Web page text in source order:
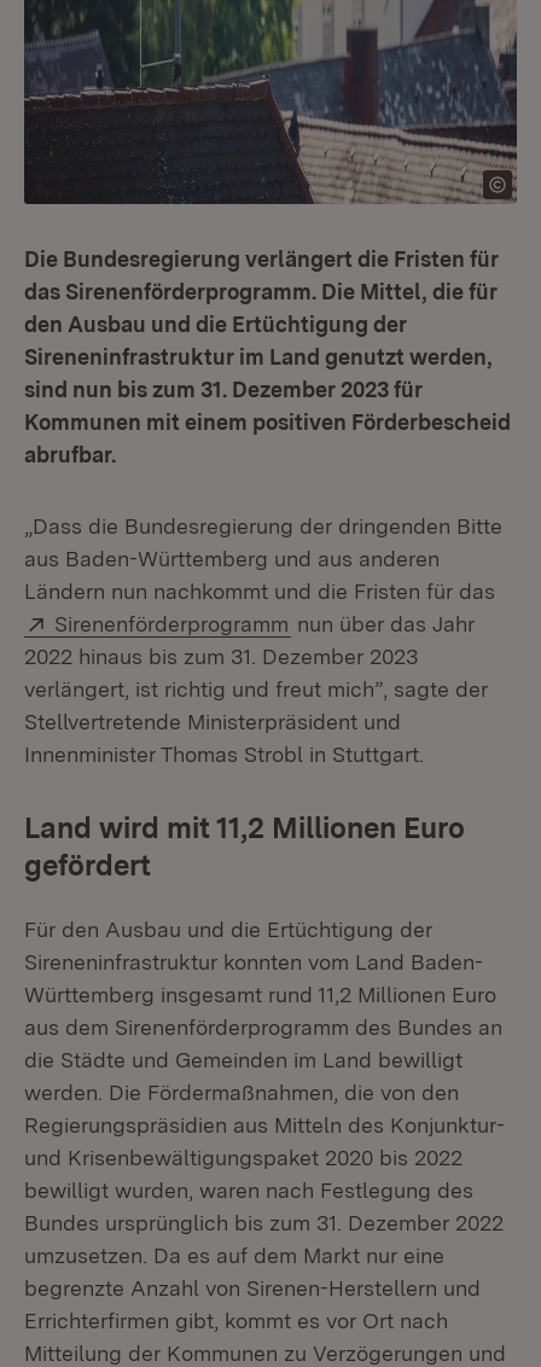
Die Bundesregierung verlängert die Fristen für
das Sirenenförderprogramm. Die Mittel, die für
den Ausbau und die Ertüchtigung der
Sireneninfrastruktur im Land genutzt werden,
sind nun bis zum 31. Dezember 2023 für
Kommunen mit einem positiven Förderbescheid
abrufbar.
„Dass die Bundesregierung der dringenden Bitte
aus Baden-Württemberg und aus anderen
Ländern nun nachkommt und die Fristen für das
Extern:
Sirenenförderprogramm (Öffnet in neuem
nun über das Jahr
2022 hinaus bis zum 31. Dezember 2023
verlängert, ist richtig und freut mich”, sagte der
Stellvertretende Ministerpräsident und
Innenminister Thomas Strobl in Stuttgart.
Land wird mit 11,2 Millionen Euro
gefördert
Für den Ausbau und die Ertüchtigung der
Sireneninfrastruktur konnten vom Land Baden-
Württemberg insgesamt rund 11,2 Millionen Euro
aus dem Sirenenförderprogramm des Bundes an
die Städte und Gemeinden im Land bewilligt
werden. Die Fördermaßnahmen, die von den
Regierungspräsidien aus Mitteln des Konjunktur-
und Krisenbewältigungspaket 2020 bis 2022
bewilligt wurden, waren nach Festlegung des
Bundes ursprünglich bis zum 31. Dezember 2022
umzusetzen. Da es auf dem Markt nur eine
begrenzte Anzahl von Sirenen-Herstellern und
Errichterfirmen gibt, kommt es vor Ort nach
Mitteilung der Kommunen zu Verzögerungen und